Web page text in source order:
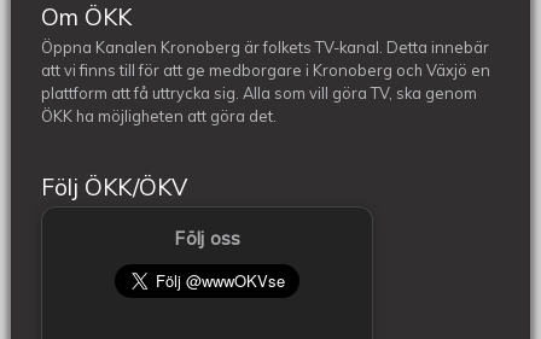
Om ÖKK
Öppna Kanalen Kronoberg är folkets TV-kanal. Detta innebär
att vi finns till för att ge medborgare i Kronoberg och Växjö en
plattform att få uttrycka sig. Alla som vill göra TV, ska genom
ÖKK ha möjligheten att göra det.
Följ ÖKK/ÖKV
Följ oss